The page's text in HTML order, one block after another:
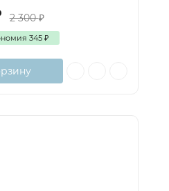
2 300₽
345 ₽